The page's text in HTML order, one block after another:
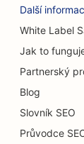
Další
White Label
Jak to
Partnerský
Blog
Slovník SEO
Průvodce